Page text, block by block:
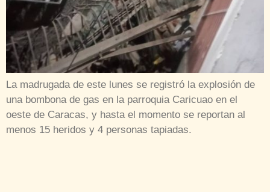
La madrugada de este lunes se registró la explosión de
una bombona de gas en la parroquia Caricuao en el
oeste de Caracas, y hasta el momento se reportan al
menos 15 heridos y 4 personas tapiadas.